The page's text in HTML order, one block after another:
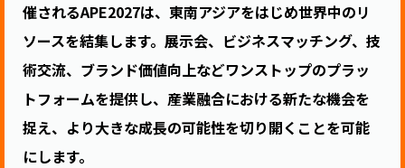
催されるAPE2027は、東南アジアをはじめ世界中のリ
ソースを結集します。展示会、ビジネスマッチング、技
術交流、ブランド価値向上などワンストップのプラッ
トフォームを提供し、産業融合における新たな機会を
捉え、より大きな成長の可能性を切り開くことを可能
にします。